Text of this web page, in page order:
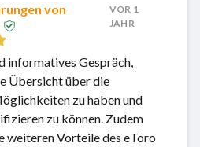
von
VOR 1
JAHR
informatives Gespräch,
Übersicht über die
zu haben und
zu können. Zudem
weiteren Vorteile des eToro